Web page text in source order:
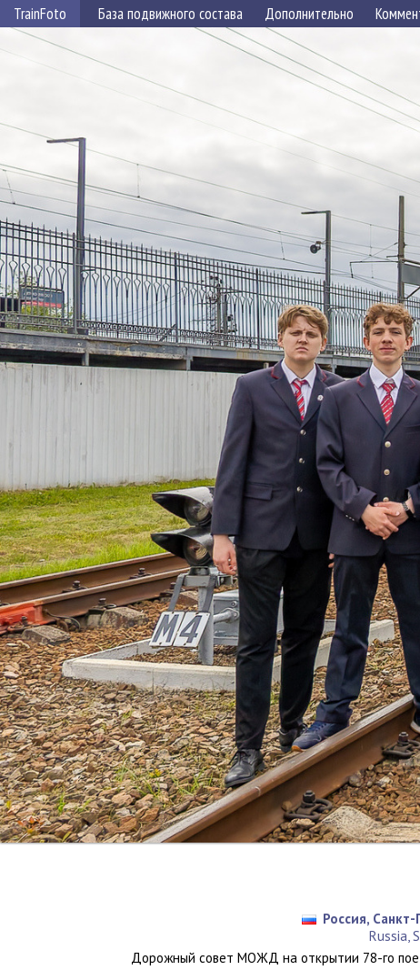
TrainFoto База подвижного состава Дополнительно
Россия,
Russia,
Дорожный совет МОЖД на открытии 78-го